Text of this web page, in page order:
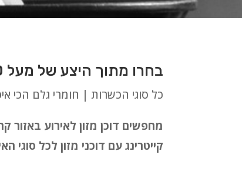
בחרו מתוך היצע של מעל 100 סוגי דוכנים לאירועים בלתי נשכחים באזור קרית מלאכי
כל סוגי הכשרות | חומרי גלם הכי
מחפשים דוכן מזון לאירוע
קייטרינג עם דוכני מזון לכל סוגי